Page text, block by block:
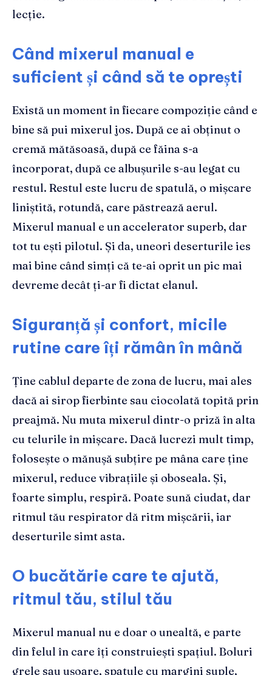
lecție.
Când mixerul manual e
suficient și când să te oprești
Există un moment în fiecare compoziție când e
bine să pui mixerul jos. După ce ai obținut o
cremă mătăsoasă, după ce făina s-a
încorporat, după ce albușurile s-au legat cu
restul. Restul este lucru de spatulă, o mișcare
liniștită, rotundă, care păstrează aerul.
Mixerul manual e un accelerator superb, dar
tot tu ești pilotul. Și da, uneori deserturile ies
mai bine când simți că te-ai oprit un pic mai
devreme decât ți-ar fi dictat elanul.
Siguranță și confort, micile
rutine care îți rămân în mână
Ține cablul departe de zona de lucru, mai ales
dacă ai sirop fierbinte sau ciocolată topită prin
preajmă. Nu muta mixerul dintr-o priză în alta
cu telurile în mișcare. Dacă lucrezi mult timp,
folosește o mănușă subțire pe mâna care ține
mixerul, reduce vibrațiile și oboseala. Și,
foarte simplu, respiră. Poate sună ciudat, dar
ritmul tău respirator dă ritm mișcării, iar
deserturile simt asta.
O bucătărie care te ajută,
ritmul tău, stilul tău
Mixerul manual nu e doar o unealtă, e parte
din felul în care îți construiești spațiul. Boluri
grele sau ușoare, spatule cu margini suple,